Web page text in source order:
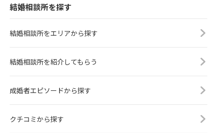
結婚相談所を探す
結婚相談所をエリアから探す
結婚相談所を紹介してもらう
成婚者エピソードから探す
クチコミから探す